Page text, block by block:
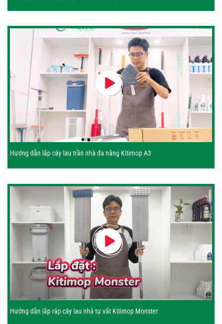
Hướng dẫn lắp cây lau trần nhà đa năng Kitimop A3
Hướng dẫn lắp ráp cây lau nhà tự vắt Kitimop Monster